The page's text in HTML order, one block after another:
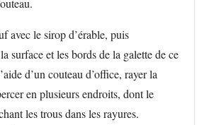
avec le sirop d’érable, puis
surface et les bords de la galette de ce
d’un couteau d’office, rayer la
en plusieurs endroits, dont le
les trous dans les rayures.